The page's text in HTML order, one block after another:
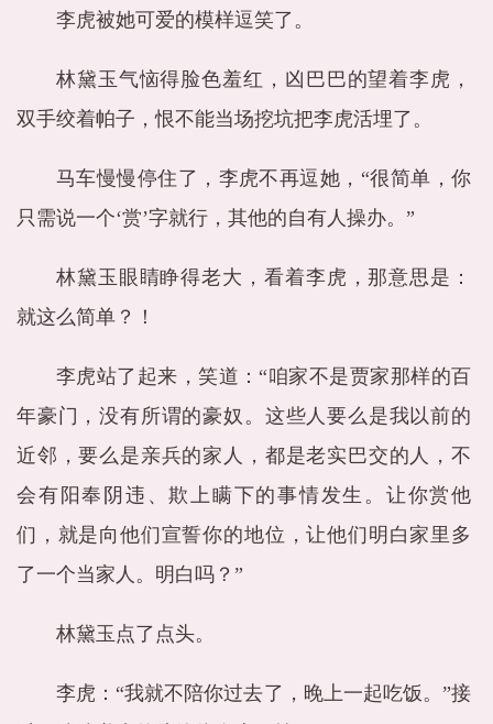
李虎被她可爱的模样逗笑了。
林黛玉气恼得脸色羞红，凶巴巴的望着李虎，
双手绞着帕子，恨不能当场挖坑把李虎活埋了。
马车慢慢停住了，李虎不再逗她，“很简单，你
只需说一个‘赏’字就行，其他的自有人操办。”
林黛玉眼睛睁得老大，看着李虎，那意思是：
就这么简单？！
李虎站了起来，笑道：“咱家不是贾家那样的百
年豪门，没有所谓的豪奴。这些人要么是我以前的
近邻，要么是亲兵的家人，都是老实巴交的人，不
会有阳奉阴违、欺上瞒下的事情发生。让你赏他
们，就是向他们宣誓你的地位，让他们明白家里多
了一个当家人。明白吗？”
林黛玉点了点头。
李虎：“我就不陪你过去了，晚上一起吃饭。”接